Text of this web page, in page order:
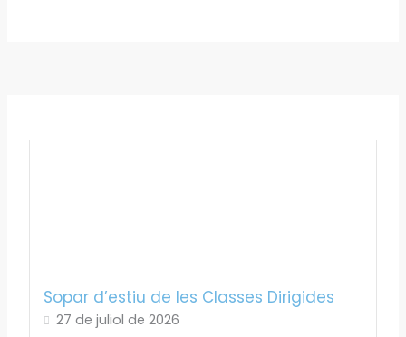
Sopar d’estiu de les Classes Dirigides
27 de juliol de 2026